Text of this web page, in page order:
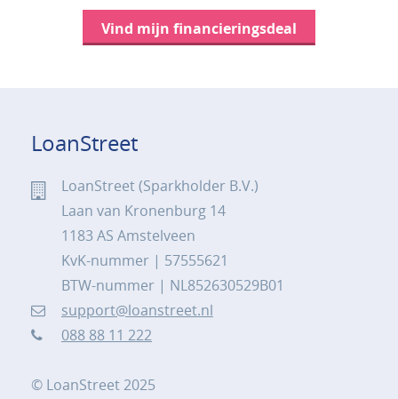
Vind mijn financieringsdeal
LoanStreet
LoanStreet (Sparkholder B.V.)
Laan van Kronenburg 14
1183 AS Amstelveen
KvK-nummer | 57555621
BTW-nummer | NL852630529B01
support@loanstreet.nl
088 88 11 222
© LoanStreet 2025